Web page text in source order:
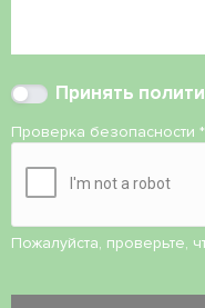
Принять
Проверка безопасности *
Пожалуйста, проверьте,